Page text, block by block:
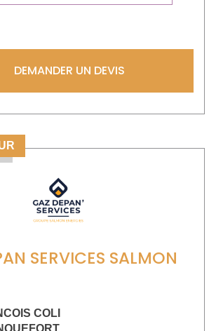
DEMANDER UN DEVIS
SERVICES SALMON
COLI